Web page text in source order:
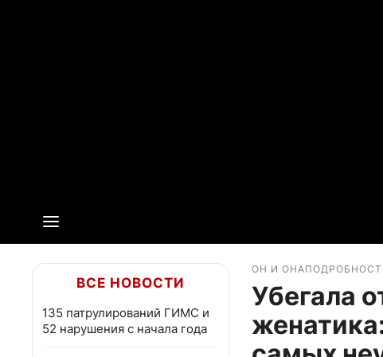
ВСЕ НОВОСТИ
135 патрулирований ГИМС и
52 нарушения с начала года
ОН И ОНА
Убегала